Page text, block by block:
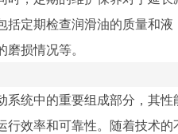
括定期检查润滑油的质量和液
损情况等。
系统中的重要组成部分，其性
行效率和可靠性。随着技术的